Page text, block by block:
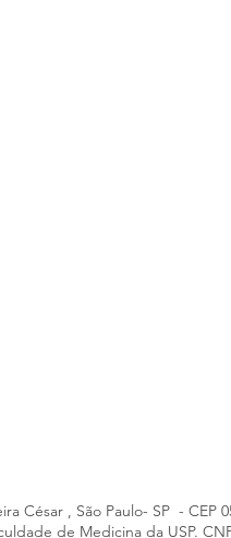
César , São Paulo- SP - CEP
de Medicina da USP.